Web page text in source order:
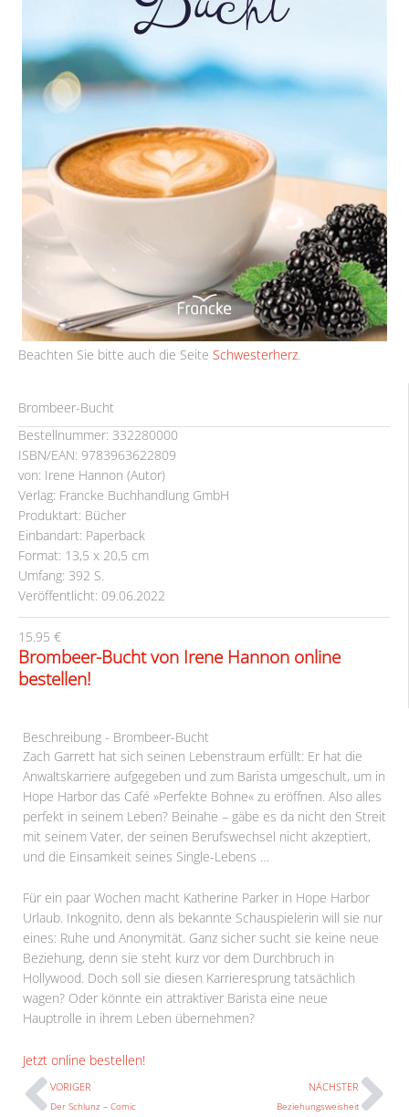
Brombeer-Bucht
Bestellnummer: 332280000
ISBN/EAN: 9783963622809
von: Irene Hannon (Autor)
Verlag: Francke Buchhandlung GmbH
Produktart: Bücher
Einbandart: Paperback
Format: 13,5 x 20,5 cm
Umfang: 392 S.
Veröffentlicht: 09.06.2022
15.95 €
Brombeer-Bucht von Irene Hannon online
bestellen!
Beachten Sie bitte auch die Seite Schwesterherz
Beschreibung - Brombeer-Bucht
Zach Garrett hat sich seinen Lebenstraum erfüllt: Er hat die
Anwaltskarriere aufgegeben und zum Barista umgeschult, um in
Hope Harbor das Café »Perfekte Bohne« zu eröffnen. Also alles
perfekt in seinem Leben? Beinahe – gäbe es da nicht den Streit
mit seinem Vater, der seinen Berufswechsel nicht akzeptiert,
und die Einsamkeit seines Single-Lebens …
Für ein paar Wochen macht Katherine Parker in Hope Harbor
Urlaub. Inkognito, denn als bekannte Schauspielerin will sie nur
eines: Ruhe und Anonymität. Ganz sicher sucht sie keine neue
Beziehung, denn sie steht kurz vor dem Durchbruch in
Hollywood. Doch soll sie diesen Karrieresprung tatsächlich
wagen? Oder könnte ein attraktiver Barista eine neue
Hauptrolle in ihrem Leben übernehmen?
Jetzt online bestellen!
Prev
VORIGER
Der Schlunz – Comic
NÄCHSTER
Beziehungsweisheit